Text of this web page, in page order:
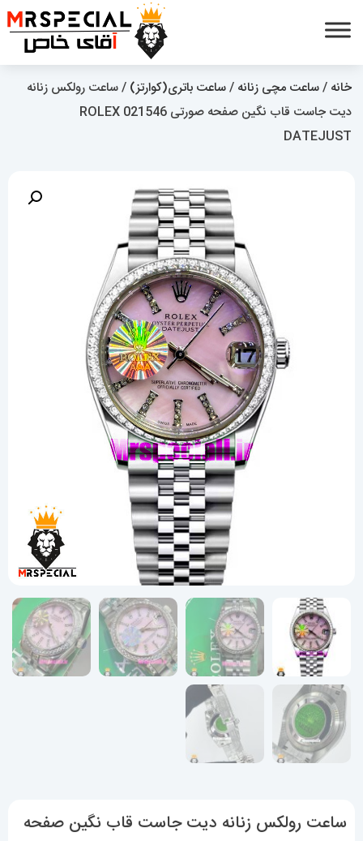
خانه /ساعت مچی زنانه /ساعت باتری(کوارتز) / ساعت رولکس زنانه
دیت جاست قاب نگین صفحه صورتی 021546 ROLEX
DATEJUST
ساعت رولکس زنانه دیت جاست قاب نگین صفحه